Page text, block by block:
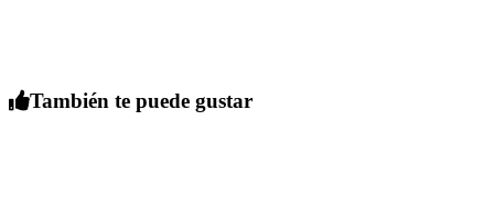
También te puede gustar